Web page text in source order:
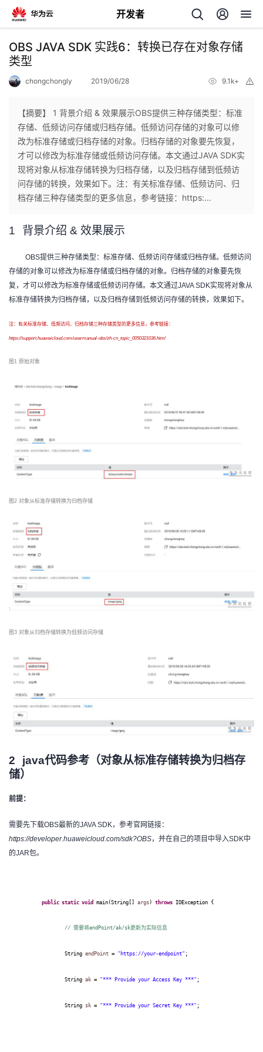
开发者
返
回
个
人
主
页
我
的
开
者
的
我
坛
圈
子
的
直
我
的
我
注
开
发
者
学
堂
我
的
程
我
认
证
的
实
验
我
的
收
藏
的
Programs
我
的
支
持
我
的
技
支
持
我
的
声
建
议
OBS JAVA SDK 实践6：转换已存在对象存储
类型
chongchongly 2019/06/28 9.1k+
【摘要】 1 背景介绍 & 效果展示OBS提供三种存储类型：标准
存储、低频访问存储或归档存储。低频访问存储的对象可以修
改为标准存储或归档存储的对象。归档存储的对象要先恢复，
才可以修改为标准存储或低频访问存储。本文通过JAVA SDK实
现将对象从标准存储转换为归档存储，以及归档存储到低频访
问存储的转换，效果如下。注：有关标准存储、低频访问、归
档存储三种存储类型的更多信息，参考链接：https:...
1 背景介绍 & 效果展示
OBS提供三种存储类型：标准存储、低频访问存储或归档存储。低频访问
存储的对象可以修改为标准存储或归档存储的对象。归档存储的对象要先恢
复，才可以修改为标准存储或低频访问存储。本文通过JAVA SDK实现将对象从
标准存储转换为归档存储，以及归档存储到低频访问存储的转换，效果如下。
注：有关标准存储、低频访问、归档存储三种存储类型的更多信息，参考链接：
https://support.huaweicloud.com/usermanual-obs/zh-cn_topic_0050321036.html
图 1 原始对象
图 2 对象从标准存储转换为归档存储
图 3 对象从归档存储转换为低频访问存储
2
java代码参考（对象从标准存储转换为归档存
储）
前提：
需要先下载OBS最新的JAVA SDK，参考官网链接：
https://developer.huaweicloud.com/sdk?OBS，并在自己的项目中导入SDK中
的JAR包。
public static void main(String[] args) throws IOException {
// 需要将endPoint/ak/sk更新为实际信息
String endPoint = "https://your-endpoint" ;
String ak = "*** Provide your Access Key ***" ;
String sk = "*** Provide your Secret Key ***" ;